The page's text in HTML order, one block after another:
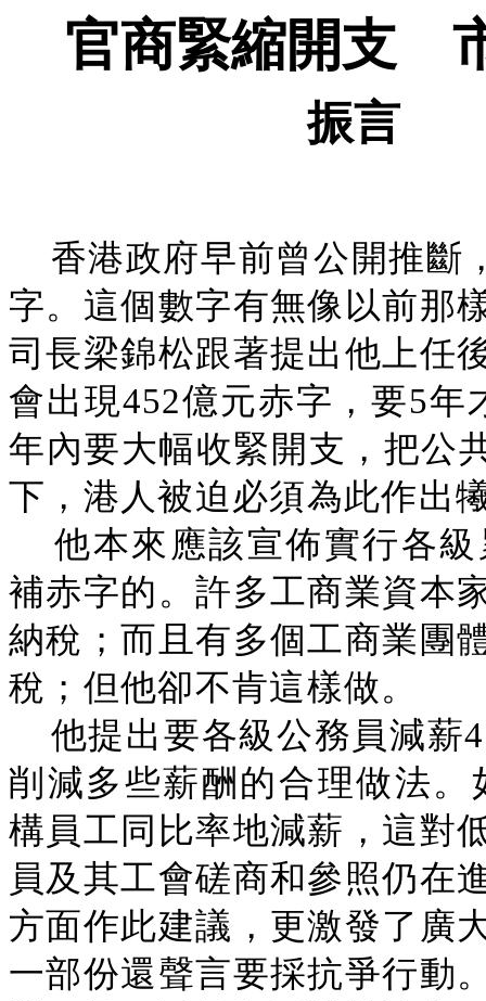
官商緊縮開支
振言
香港政府早前曾公開推斷
字。這個數字有無像以前那
司長梁錦松跟著提出他上任
會出現452億元赤字，要5
年內要大幅收緊開支，把公
下，港人被迫必須為此作出
他本來應該宣佈實行各
補赤字的。許多工商業資本
納稅；而且有多個工商業團
稅；但他卻不肯這樣做。
他提出要各級公務員減薪
削減多些薪酬的合理做法
構員工同比率地減薪，這對
員及其工會磋商和參照仍在
方面作此建議，更激發了廣
一部份還聲言要採抗爭行動